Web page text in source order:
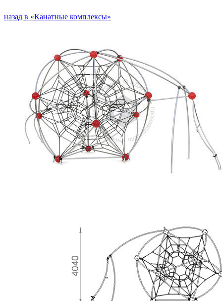
назад в «Канатные комплексы»